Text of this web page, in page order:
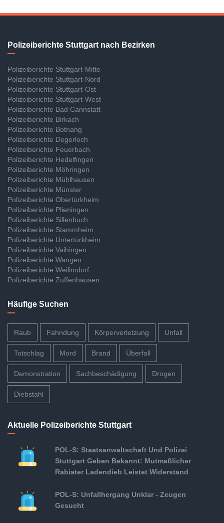
Polizeiberichte Stuttgart nach Bezirken
Polizeiberichte Stuttgart-Mitte
Polizeiberichte Stuttgart-Nord
Polizeiberichte Stuttgart-Ost
Polizeiberichte Stuttgart-West
Polizeiberichte Bad Cannstatt
Polizeiberichte Birkach
Polizeiberichte Botnang
Polizeiberichte Degerloch
Polizeiberichte Feuerbach
Polizeiberichte Hedelfingen
Polizeiberichte Möhringen
Polizeiberichte Mühlhausen
Polizeiberichte Münster
Polizeiberichte Obertürkheim
Polizeiberichte Plieningen
Polizeiberichte Sillenbuch
Polizeiberichte Stammheim
Polizeiberichte Untertürkheim
Polizeiberichte Vaihingen
Polizeiberichte Wangen
Polizeiberichte Weilimdorf
Polizeiberichte Zuffenhausen
Häufige Suchen
Raub Fahndung Körperverletzung Unfall
Totschlag Mord Brand Überfall
Demonstration Sachbeschädigung Drogen
Diebstahl
Aktuelle Polizeiberichte Stuttgart
POL-S: Staatsanwaltschaft Und Polizei
Stuttgart Geben Bekannt: Mutmaßlicher
Rabiater Ladendieb Leistet Widerstand
POL-S: Unfallhergang Unklar - Zeugen
Gesucht